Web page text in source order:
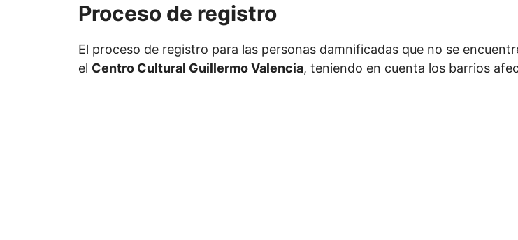
Proceso de registro
El proceso de registro para las personas damnificadas que no se
el Centro Cultural Guillermo Valencia, teniendo en cuenta los barrios